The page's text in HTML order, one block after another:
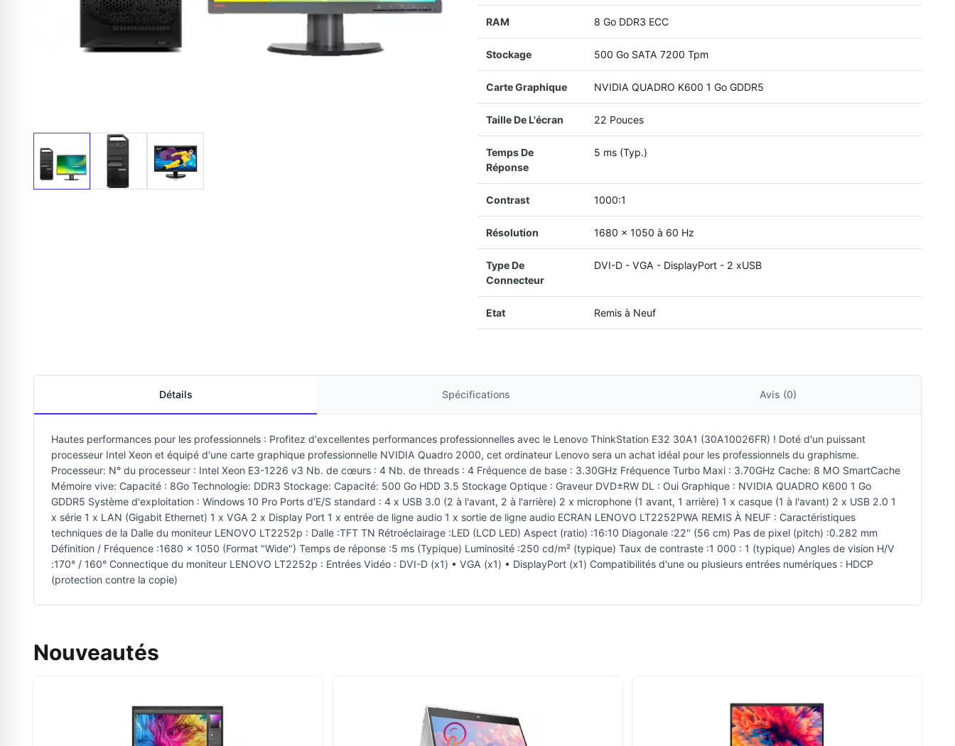
RAM 8 Go DDR3 ECC
Stockage 500 Go SATA 7200 Tpm
Carte Graphique NVIDIA QUADRO K600 1 Go GDDR5
Taille De L'écran 22 Pouces
Temps De
Réponse
5 ms (Typ.)
Contrast 1000:1
Résolution 1680 x 1050 à 60 Hz
Type De
Connecteur
DVI-D - VGA - DisplayPort - 2 xUSB
Etat Remis à Neuf
Détails Spécifications Avis (0)
Hautes performances pour les professionnels : Profitez d'excellentes performances professionnelles avec le Lenovo ThinkStation E32 30A1 (30A10026FR) ! Doté d'un puissant
processeur Intel Xeon et équipé d'une carte graphique professionnelle NVIDIA Quadro 2000, cet ordinateur Lenovo sera un achat idéal pour les professionnels du graphisme.
Processeur: N° du processeur : Intel Xeon E3-1226 v3 Nb. de cœurs : 4 Nb. de threads : 4 Fréquence de base : 3.30GHz Fréquence Turbo Maxi : 3.70GHz Cache: 8 MO SmartCache
Mémoire vive: Capacité : 8Go Technologie: DDR3 Stockage: Capacité: 500 Go HDD 3.5 Stockage Optique : Graveur DVD±RW DL : Oui Graphique : NVIDIA QUADRO K600 1 Go
GDDR5 Système d'exploitation : Windows 10 Pro Ports d'E/S standard : 4 x USB 3.0 (2 à l'avant, 2 à l'arrière) 2 x microphone (1 avant, 1 arrière) 1 x casque (1 à l'avant) 2 x USB 2.0 1
x série 1 x LAN (Gigabit Ethernet) 1 x VGA 2 x Display Port 1 x entrée de ligne audio 1 x sortie de ligne audio ECRAN LENOVO LT2252PWA REMIS À NEUF : Caractéristiques
techniques de la Dalle du moniteur LENOVO LT2252p : Dalle :TFT TN Rétroéclairage :LED (LCD LED) Aspect (ratio) :16:10 Diagonale :22" (56 cm) Pas de pixel (pitch) :0.282 mm
Définition / Fréquence :1680 x 1050 (Format "Wide") Temps de réponse :5 ms (Typique) Luminosité :250 cd/m² (typique) Taux de contraste :1 000 : 1 (typique) Angles de vision H/V
:170° / 160° Connectique du moniteur LENOVO LT2252p : Entrées Vidéo : DVI-D (x1) • VGA (x1) • DisplayPort (x1) Compatibilités d'une ou plusieurs entrées numériques : HDCP
(protection contre la copie)
Nouveautés